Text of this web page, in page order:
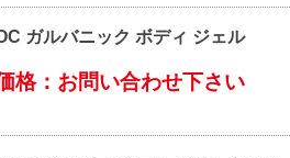
ガルバニック ボディ ジェル
格：お問い合わせ下さい